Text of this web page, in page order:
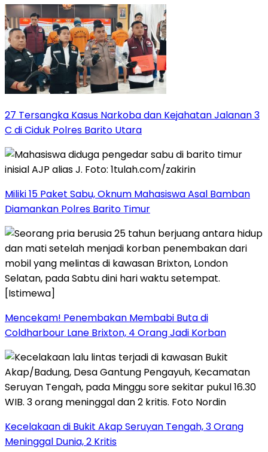
27 Tersangka Kasus Narkoba dan Kejahatan Jalanan 3
C di Ciduk Polres Barito Utara
Miliki 15 Paket Sabu, Oknum Mahasiswa Asal Bamban
Diamankan Polres Barito Timur
Mencekam! Penembakan Membabi Buta di
Coldharbour Lane Brixton, 4 Orang Jadi Korban
Kecelakaan di Bukit Akap Seruyan Tengah, 3 Orang
Meninggal Dunia, 2 Kritis